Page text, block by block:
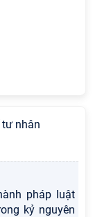
tư nhân
pháp luật
kỷ nguyên